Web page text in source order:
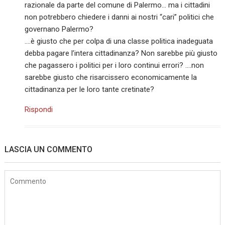
razionale da parte del comune di Palermo… ma i cittadini
non potrebbero chiedere i danni ai nostri “cari” politici che
governano Palermo?
….è giusto che per colpa di una classe politica inadeguata
debba pagare l’intera cittadinanza? Non sarebbe più giusto
che pagassero i politici per i loro continui errori? ….non
sarebbe giusto che risarcissero economicamente la
cittadinanza per le loro tante cretinate?
Rispondi
LASCIA UN COMMENTO